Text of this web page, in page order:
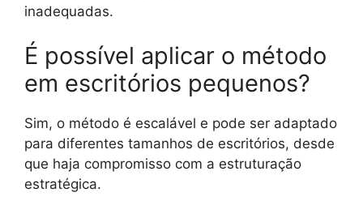
inadequadas.
É possível aplicar o método
em escritórios pequenos?
Sim, o método é escalável e pode ser adaptado
para diferentes tamanhos de escritórios, desde
que haja compromisso com a estruturação
estratégica.